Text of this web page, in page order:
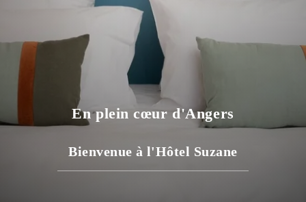
En plein cœur d'Angers
Bienvenue à l'Hôtel Suzane